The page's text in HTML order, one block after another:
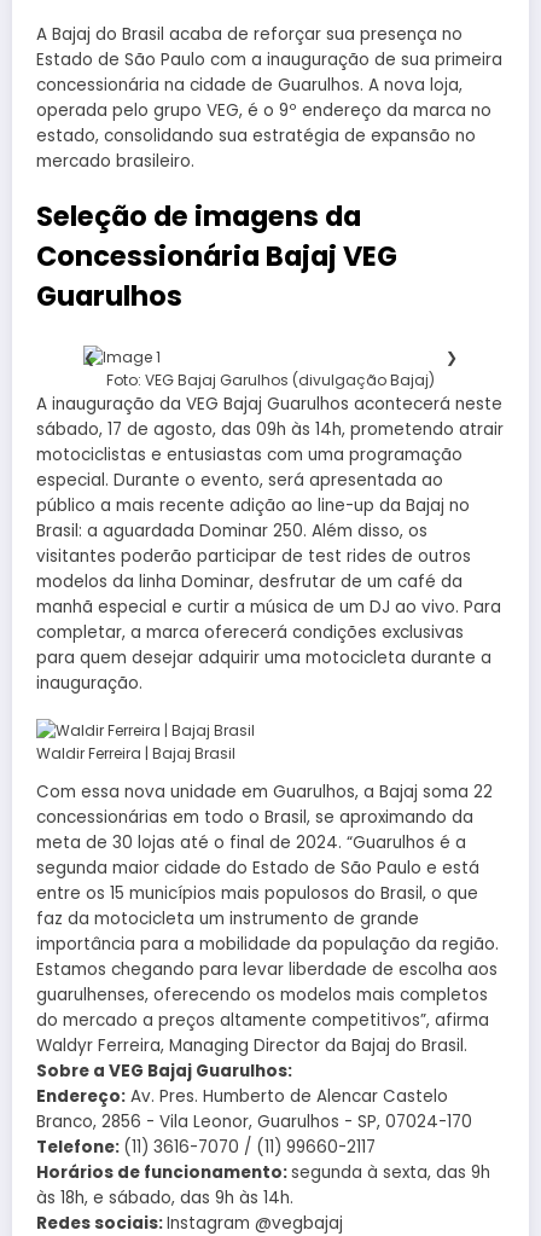
A Bajaj do Brasil acaba de reforçar sua presença no
Estado de São Paulo com a inauguração de sua primeira
concessionária na cidade de Guarulhos. A nova loja,
operada pelo grupo VEG, é o 9º endereço da marca no
estado, consolidando sua estratégia de expansão no
mercado brasileiro.
Seleção de imagens da
Concessionária Bajaj VEG
Guarulhos
❮
❯
Foto: VEG Bajaj Garulhos (divulgação Bajaj)
A inauguração da VEG Bajaj Guarulhos acontecerá neste
sábado, 17 de agosto, das 09h às 14h, prometendo atrair
motociclistas e entusiastas com uma programação
especial. Durante o evento, será apresentada ao
público a mais recente adição ao line-up da Bajaj no
Brasil: a aguardada Dominar 250. Além disso, os
visitantes poderão participar de test rides de outros
modelos da linha Dominar, desfrutar de um café da
manhã especial e curtir a música de um DJ ao vivo. Para
completar, a marca oferecerá condições exclusivas
para quem desejar adquirir uma motocicleta durante a
inauguração.
Waldir Ferreira | Bajaj Brasil
Com essa nova unidade em Guarulhos, a Bajaj soma 22
concessionárias em todo o Brasil, se aproximando da
meta de 30 lojas até o final de 2024. “Guarulhos é a
segunda maior cidade do Estado de São Paulo e está
entre os 15 municípios mais populosos do Brasil, o que
faz da motocicleta um instrumento de grande
importância para a mobilidade da população da região.
Estamos chegando para levar liberdade de escolha aos
guarulhenses, oferecendo os modelos mais completos
do mercado a preços altamente competitivos”, afirma
Waldyr Ferreira, Managing Director da Bajaj do Brasil.
Sobre a VEG Bajaj Guarulhos:
Endereço: Av. Pres. Humberto de Alencar Castelo
Branco, 2856 - Vila Leonor, Guarulhos - SP, 07024-170
Telefone: (11) 3616-7070 / (11) 99660-2117
Horários de funcionamento:segunda à sexta, das 9h
às 18h, e sábado, das 9h às 14h.
Redes sociais:Instagram @vegbajaj